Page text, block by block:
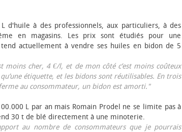
d'huile à des professionnels, aux particuliers, à des
en magasins. Les prix sont étudiés pour une
actuellement à vendre ses huiles en bidon de 5
moins cher, 4 €/l, et de mon côté c’est moins coûteux
étiquette, et les bidons sont réutilisables. En trois
au consommateur, un bidon est amorti."
L par an mais Romain Prodel ne se limite pas à
30 t de blé directement à une minoterie.
au nombre de consommateurs que je pourrais